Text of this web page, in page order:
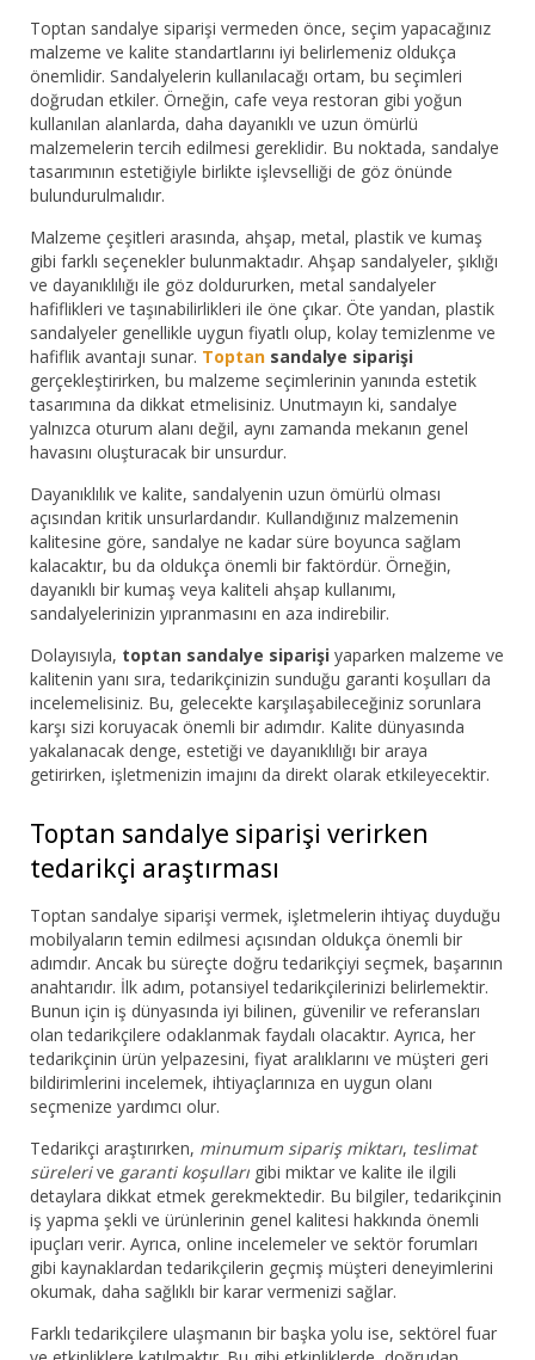
Toptan sandalye siparişi vermeden önce, seçim yapacağınız
malzeme ve kalite standartlarını iyi belirlemeniz oldukça
önemlidir. Sandalyelerin kullanılacağı ortam, bu seçimleri
doğrudan etkiler. Örneğin, cafe veya restoran gibi yoğun
kullanılan alanlarda, daha dayanıklı ve uzun ömürlü
malzemelerin tercih edilmesi gereklidir. Bu noktada, sandalye
tasarımının estetiğiyle birlikte işlevselliği de göz önünde
bulundurulmalıdır.
Malzeme çeşitleri arasında, ahşap, metal, plastik ve kumaş
gibi farklı seçenekler bulunmaktadır. Ahşap sandalyeler, şıklığı
ve dayanıklılığı ile göz doldururken, metal sandalyeler
hafiflikleri ve taşınabilirlikleri ile öne çıkar. Öte yandan, plastik
sandalyeler genellikle uygun fiyatlı olup, kolay temizlenme ve
hafiflik avantajı sunar. Toptan sandalye siparişi
gerçekleştirirken, bu malzeme seçimlerinin yanında estetik
tasarımına da dikkat etmelisiniz. Unutmayın ki, sandalye
yalnızca oturum alanı değil, aynı zamanda mekanın genel
havasını oluşturacak bir unsurdur.
Dayanıklılık ve kalite, sandalyenin uzun ömürlü olması
açısından kritik unsurlardandır. Kullandığınız malzemenin
kalitesine göre, sandalye ne kadar süre boyunca sağlam
kalacaktır, bu da oldukça önemli bir faktördür. Örneğin,
dayanıklı bir kumaş veya kaliteli ahşap kullanımı,
sandalyelerinizin yıpranmasını en aza indirebilir.
Dolayısıyla, toptan sandalye siparişi yaparken malzeme ve
kalitenin yanı sıra, tedarikçinizin sunduğu garanti koşulları da
incelemelisiniz. Bu, gelecekte karşılaşabileceğiniz sorunlara
karşı sizi koruyacak önemli bir adımdır. Kalite dünyasında
yakalanacak denge, estetiği ve dayanıklılığı bir araya
getirirken, işletmenizin imajını da direkt olarak etkileyecektir.
Toptan sandalye siparişi verirken
tedarikçi araştırması
Toptan sandalye siparişi vermek, işletmelerin ihtiyaç duyduğu
mobilyaların temin edilmesi açısından oldukça önemli bir
adımdır. Ancak bu süreçte doğru tedarikçiyi seçmek, başarının
anahtarıdır. İlk adım, potansiyel tedarikçilerinizi belirlemektir.
Bunun için iş dünyasında iyi bilinen, güvenilir ve referansları
olan tedarikçilere odaklanmak faydalı olacaktır. Ayrıca, her
tedarikçinin ürün yelpazesini, fiyat aralıklarını ve müşteri geri
bildirimlerini incelemek, ihtiyaçlarınıza en uygun olanı
seçmenize yardımcı olur.
Tedarikçi araştırırken, minumum sipariş miktarı, teslimat
sürelerive garanti koşulları gibi miktar ve kalite ile ilgili
detaylara dikkat etmek gerekmektedir. Bu bilgiler, tedarikçinin
iş yapma şekli ve ürünlerinin genel kalitesi hakkında önemli
ipuçları verir. Ayrıca, online incelemeler ve sektör forumları
gibi kaynaklardan tedarikçilerin geçmiş müşteri deneyimlerini
okumak, daha sağlıklı bir karar vermenizi sağlar.
Farklı tedarikçilere ulaşmanın bir başka yolu ise, sektörel fuar